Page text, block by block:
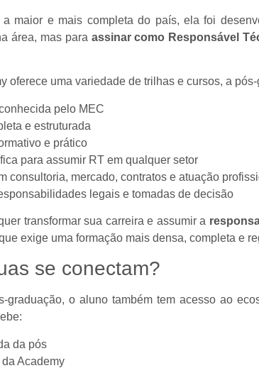
a maior e mais completa do país, ela foi
área, mas para assinar como Responsável
oferece uma variedade de trilhas e cursos, a
pelo MEC
e estruturada
e prático
para assumir RT em qualquer setor
consultoria, mercado, contratos e atuação
legais e tomadas de decisão
transformar sua carreira e assumir a
exige uma formação mais densa, completa e
se conectam?
graduação, o aluno também tem acesso ao
da pós
Academy